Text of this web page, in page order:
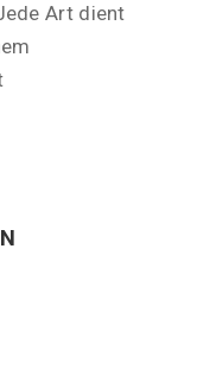
Art dient